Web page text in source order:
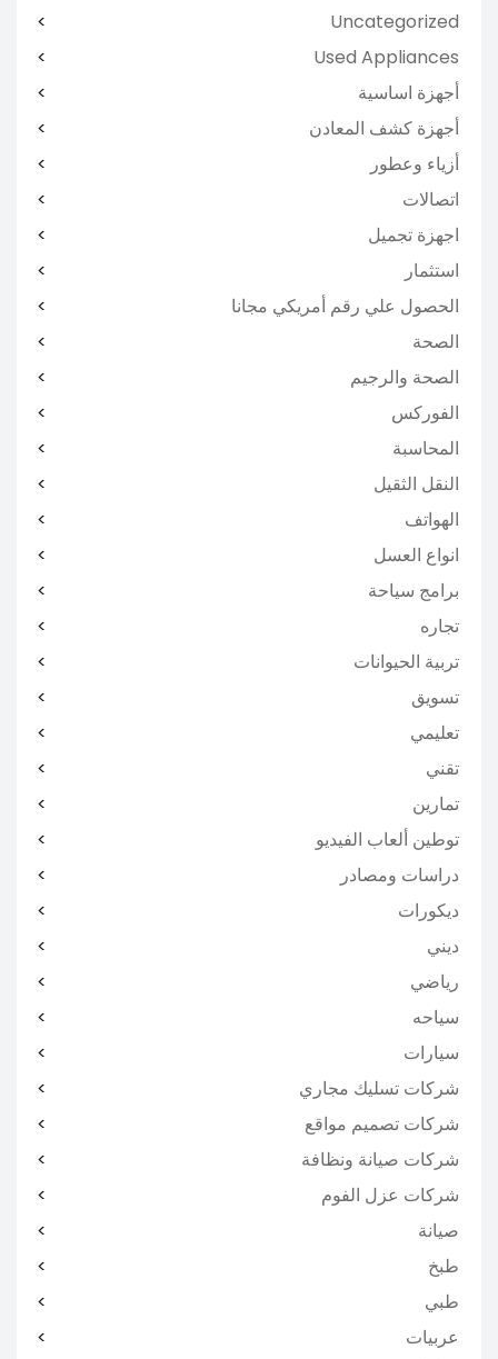
Uncategorized
Used Appliances
أجهزة اساسية
أجهزة كشف المعادن
أزياء وعطور
اتصالات
اجهزة تجميل
استثمار
الحصول علي رقم أمريكي مجانا
الصحة
الصحة والرجيم
الفوركس
المحاسبة
النقل الثقيل
الهواتف
انواع العسل
برامج سياحة
تجاره
تربية الحيوانات
تسويق
تعليمي
تقني
تمارين
توطين ألعاب الفيديو
دراسات ومصادر
ديكورات
ديني
رياضي
سياحه
سيارات
شركات تسليك مجاري
شركات تصميم مواقع
شركات صيانة ونظافة
شركات عزل الفوم
صيانة
طبخ
طبي
عربيات